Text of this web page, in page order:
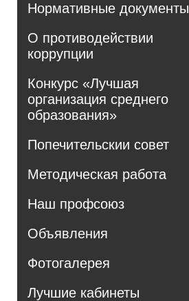
Нормативные документы
О противодействии
коррупции
Конкурс «Лучшая
организация среднего
образования»
Попечительскии совет
Методическая работа
Наш профсоюз
Объявления
Фотогалерея
Лучшие кабинеты